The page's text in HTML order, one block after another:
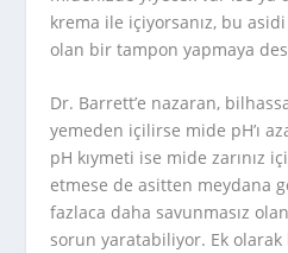
krema ile içiyorsanız, bu
olan bir tampon yapmaya
Dr. Barrett’e nazaran,
yemeden içilirse mide pH’ı
pH kıymeti ise mide zarınız
etmese de asitten meydana
fazlaca daha savunmasız
sorun yaratabiliyor. Ek olarak